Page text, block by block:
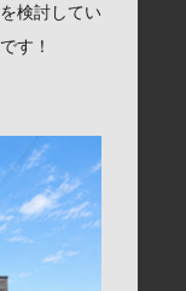
検討してい
す！